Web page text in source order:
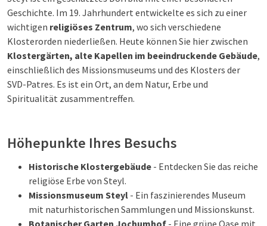
Geschichte. Im 19. Jahrhundert entwickelte es sich zu einer
wichtigen religiöses Zentrum, wo sich verschiedene
Klosterorden niederließen. Heute können Sie hier zwischen
Klostergärten, alte Kapellen im beeindruckende Gebäude,
einschließlich des Missionsmuseums und des Klosters der
SVD-Patres. Es ist ein Ort, an dem Natur, Erbe und
Spiritualität zusammentreffen.
Höhepunkte Ihres Besuchs
Historische Klostergebäude - Entdecken Sie das reiche
religiöse Erbe von Steyl.
Missionsmuseum Steyl - Ein faszinierendes Museum
mit naturhistorischen Sammlungen und Missionskunst.
Botanischer Garten Jochumhof - Eine grüne Oase mit